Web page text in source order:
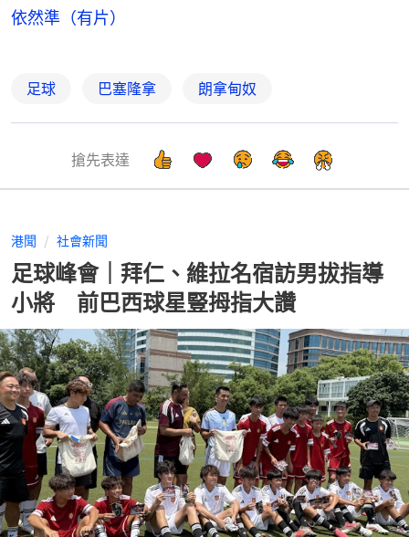
依然準（有片）
足球 巴塞隆拿 朗拿甸奴
搶先表達
港聞 社會新聞
足球峰會｜拜仁、維拉名宿訪男拔指導
小將 前巴西球星豎拇指大讚